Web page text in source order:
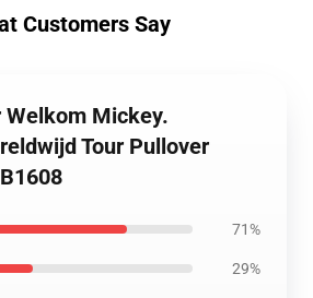
Customers Say
Mickey.
Tour Pullover
71%
29%